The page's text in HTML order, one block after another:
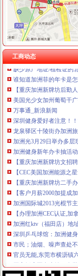
工商动态
专业办理10万-500万股
【图】途观8T菁英加装
南山加洲人办公电脑族
健身房|健身俱乐部|南山
我该杂办~加洲遇到问题
缺少原产地证/植检证的
谁知道加洲菲的年卡是
【重庆加洲新牌坊后勤
美国光少女加州葡萄干
万事通_新浪新闻
深圳健身爱好者注意！
龙泉驿区十陵街办加洲
加洲光3月29日举办多层
加洲健身新年办卡抽活
【重庆加洲新牌坊文招
【CEC美国加洲能源之
【重庆加洲新牌坊二手
【客户月薪2000加提成
加洲国际城2013光棍节
【办理加洲CEC认证,加
加洲红ktv（福田店）地
深圳乒乓球馆：加洲健
市民；油烟、噪声查处
官员无能,东莞市横沥镇
开家饭店要多少钱？在
中美之间的差距,转贴来
818我的现任和前夫,说